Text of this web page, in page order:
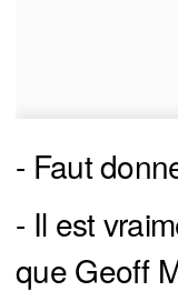
- Faut
- Il est
que Geoff